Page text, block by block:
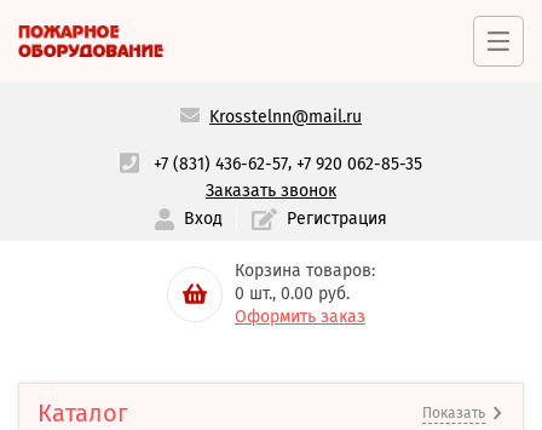
Krosstelnn@mail.ru
+7 (831) 436-62-57,+7 920 062-85-35
Заказать звонок
Вход
Регистрация
Корзина товаров:
0 шт., 0.00 руб.
Оформить заказ
Каталог Показать